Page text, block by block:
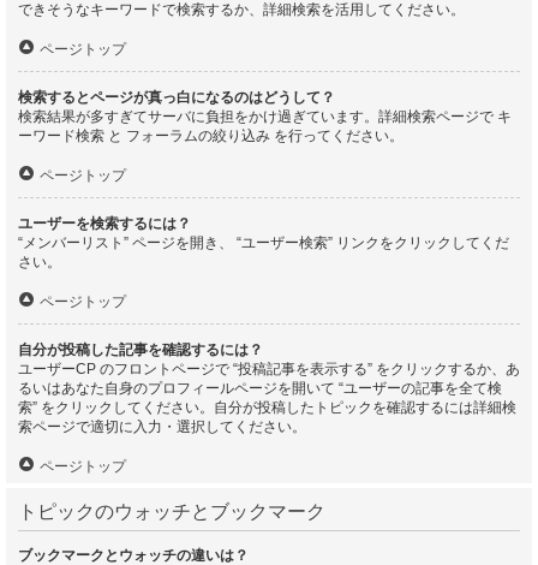
できそうなキーワードで検索するか、詳細検索を活用してください。
ページトップ
検索するとページが真っ白になるのはどうして？
検索結果が多すぎてサーバに負担をかけ過ぎています。詳細検索ページで キ
ーワード検索 と フォーラムの絞り込み を行ってください。
ページトップ
ユーザーを検索するには？
“メンバーリスト” ページを開き、 “ユーザー検索” リンクをクリックしてくだ
さい。
ページトップ
自分が投稿した記事を確認するには？
ユーザーCP のフロントページで “投稿記事を表示する” をクリックするか、あ
るいはあなた自身のプロフィールページを開いて “ユーザーの記事を全て検
索” をクリックしてください。自分が投稿したトピックを確認するには詳細検
索ページで適切に入力・選択してください。
ページトップ
トピックのウォッチとブックマーク
ブックマークとウォッチの違いは？